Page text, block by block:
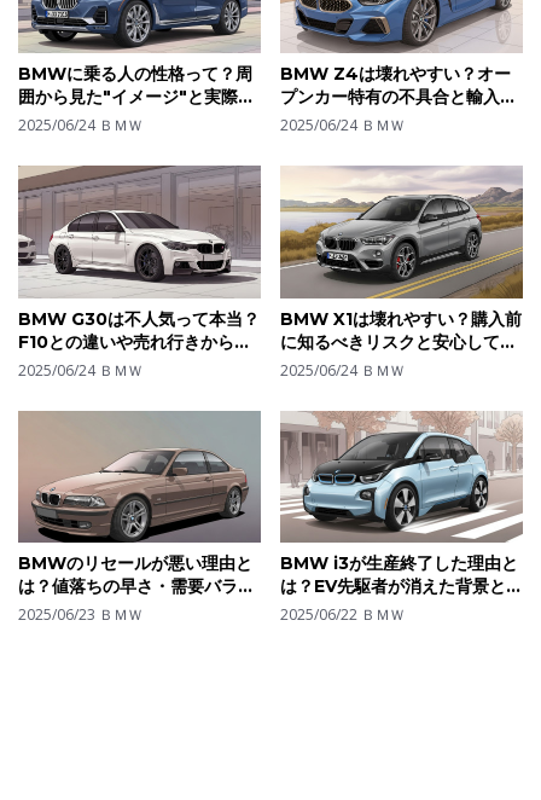
BMWに乗る人の性格って？周
囲から見た"イメージ"と実際の
オーナー像のギャップを分析
2025/06/24 ＢＭＷ
BMW Z4は壊れやすい？オー
プンカー特有の不具合と輸入車
ならではの維持の工夫を解説
2025/06/24 ＢＭＷ
BMW G30は不人気って本当？
F10との違いや売れ行きから見
るモデルの立ち位置とは
2025/06/24 ＢＭＷ
BMW X1は壊れやすい？購入前
に知るべきリスクと安心して乗
るための選び方とは
2025/06/24 ＢＭＷ
BMWのリセールが悪い理由と
は？値落ちの早さ・需要バラン
スから見る損しない選び方
2025/06/23 ＢＭＷ
BMW i3が生産終了した理由と
は？EV先駆者が消えた背景と次
世代モデルへの転換
2025/06/22 ＢＭＷ